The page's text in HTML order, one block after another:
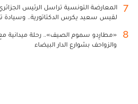
7
المعارضة التونسية تراسل الرئيس
لقيس سعيد يكرس الدكتاتورية..
8
«مطارِدو سموم الصيف».. رحلة ميدانية
والزواحف بشوارع الدار البيضاء